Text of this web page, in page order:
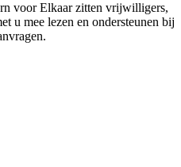
voor Elkaar zitten vrijwilligers,
u mee lezen en ondersteunen bij